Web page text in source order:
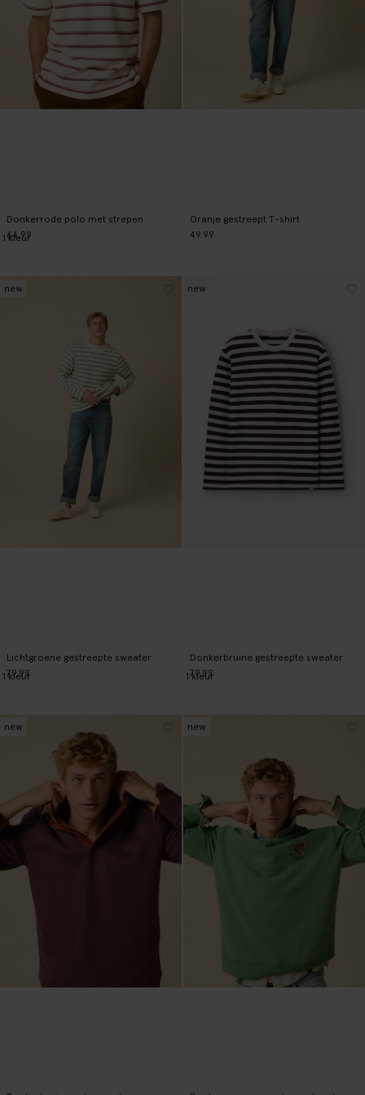
Donkerrode polo met strepen
64.99
1 kleur
Oranje gestreept T-shirt
49.99
Lichtgroene gestreepte sweater
79.99
new
1 kleur
Donkerbruine gestreepte sweater
79.99
new
1 kleur
new new